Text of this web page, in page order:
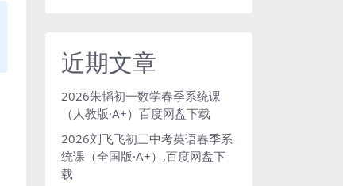
近期文章
2026朱韬初一数学春季系统课
（人教版·A+）百度网盘下载
2026刘飞飞初三中考英语春季系
统课（全国版·A+）,百度网盘下
载